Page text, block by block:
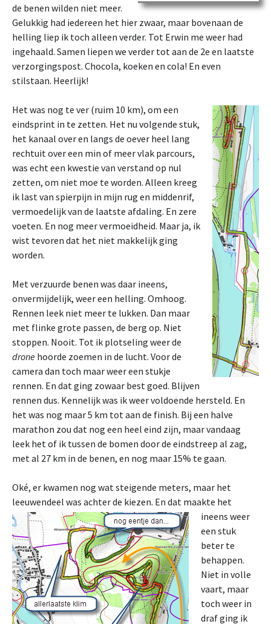
de benen wilden niet meer.
Gelukkig had iedereen het hier zwaar, maar bovenaan de
helling liep ik toch alleen verder. Tot Erwin me weer had
ingehaald. Samen liepen we verder tot aan de 2e en laatste
verzorgingspost. Chocola, koeken en cola! En even
stilstaan. Heerlijk!
Het was nog te ver (ruim 10 km), om een
eindsprint in te zetten. Het nu volgende stuk,
het kanaal over en langs de oever heel lang
rechtuit over een min of meer vlak parcours,
was echt een kwestie van verstand op nul
zetten, om niet moe te worden. Alleen kreeg
ik last van spierpijn in mijn rug en middenrif,
vermoedelijk van de laatste afdaling. En zere
voeten. En nog meer vermoeidheid. Maar ja, ik
wist tevoren dat het niet makkelijk ging
worden.
Met verzuurde benen was daar ineens,
onvermijdelijk, weer een helling. Omhoog.
Rennen leek niet meer te lukken. Dan maar
met flinke grote passen, de berg op. Niet
stoppen. Nooit. Tot ik plotseling weer de
drone hoorde zoemen in de lucht. Voor de
camera dan toch maar weer een stukje
rennen. En dat ging zowaar best goed. Blijven
rennen dus. Kennelijk was ik weer voldoende hersteld. En
het was nog maar 5 km tot aan de finish. Bij een halve
marathon zou dat nog een heel eind zijn, maar vandaag
leek het of ik tussen de bomen door de eindstreep al zag,
met al 27 km in de benen, en nog maar 15% te gaan.
Oké, er kwamen nog wat steigende meters, maar het
leeuwendeel was achter de kiezen. En dat maakte het
ineens weer
een stuk
beter te
behappen.
Niet in volle
vaart, maar
toch weer in
draf ging ik